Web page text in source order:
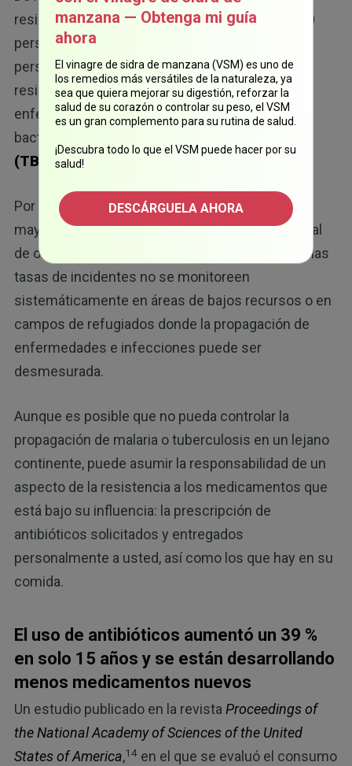
resistentes a los medicamentos matan a 25 000
personas cada año.
personas mueren cada año a causa de la
resistencia a los medicamentos asociada con
enfermedades como el SIDA, las infecciones
bacterianas, el VIH, la malaria y la
(TB)
13
Por desgracia, las cifras incluso podrían ser
mayores, ya que carecemos de un sistema global
de obtención de datos. Además, es posible que las
tasas de incidentes no se monitoreen
sistemáticamente en áreas de bajos recursos o en
campos de refugiados donde la propagación de
enfermedades e infecciones puede ser
desmesurada.
Aunque es posible que no pueda controlar la
propagación de malaria o tuberculosis en un lejano
continente, puede asumir la responsabilidad de un
aspecto de la resistencia a los medicamentos que
está bajo su influencia: la prescripción de
antibióticos solicitados y entregados
personalmente a usted, así como los que hay en su
comida.
El uso de antibióticos aumentó un 39 %
en solo 15 años y se están desarrollando
menos medicamentos nuevos
Un estudio publicado en la revista Proceedings of
the National Academy of Sciences of the United
States of America,14en el que se evaluó el consumo
manzana — Obtenga mi guía
ahora
El vinagre de sidra de manzana (VSM) es uno de
los remedios más versátiles de la naturaleza, ya
sea que quiera mejorar su digestión, reforzar la
salud de su corazón o controlar su peso, el VSM
es un gran complemento para su rutina de salud.
¡Descubra todo lo que el VSM puede hacer por su
salud!
DESCÁRGUELA AHORA